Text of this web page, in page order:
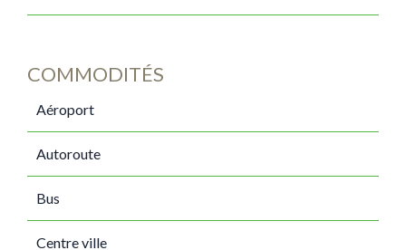
COMMODITÉS
Aéroport
Autoroute
Bus
Centre ville